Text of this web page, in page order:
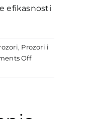
efikasnosti
, Prozori i
Offon